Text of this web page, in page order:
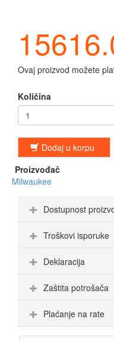
Ovaj proizvod možete
Količina
Dodaj u korpu
Proizvođač
Milwaukee
Dostupnost
Troškovi isporuke
Deklaracija
Zaštita potrošača
Plaćanje na rate